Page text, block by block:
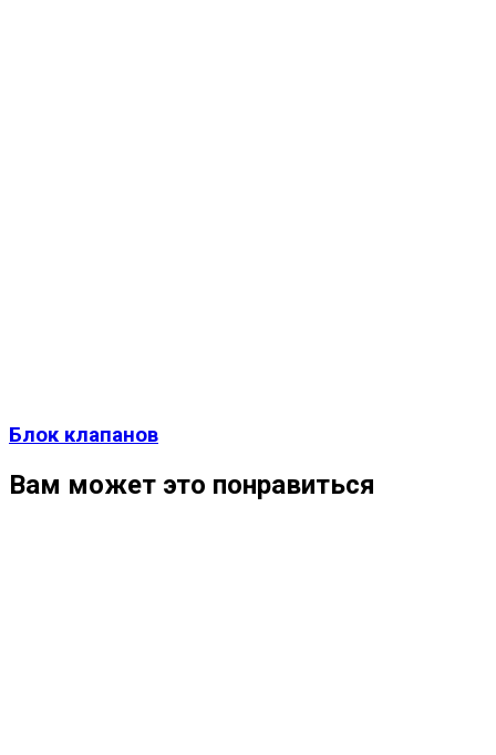
Блок клапанов
Вам может это понравиться